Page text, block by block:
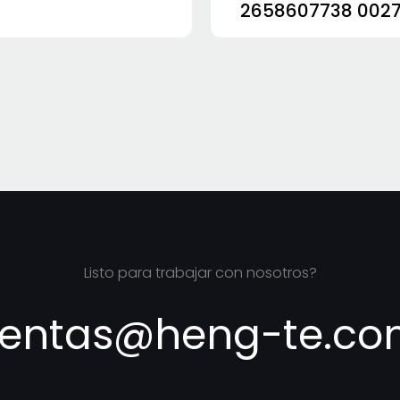
2658607738
Listo para trabajar con nosotros?